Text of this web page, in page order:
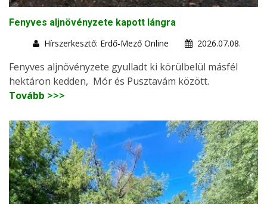
Fenyves aljnövényzete kapott lángra
Hírszerkesztő: Erdő-Mező Online
2026.07.08.
Fenyves aljnövényzete gyulladt ki körülbelül másfél
hektáron kedden, Mór és Pusztavám között.
Tovább >>>